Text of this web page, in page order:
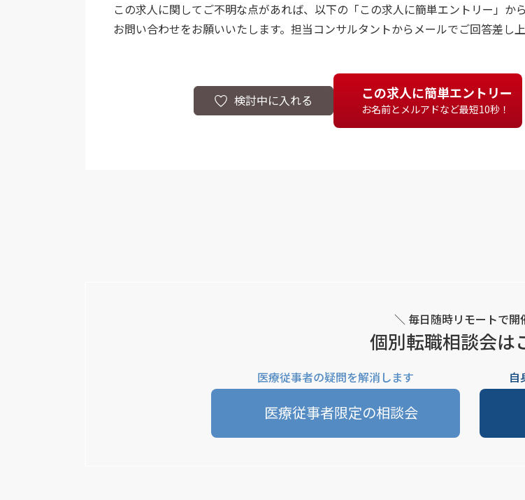
この求人に関してご不明な点があれば、以下の「この求人に簡単エントリー」か
お問い合わせをお願いいたします。担当コンサルタントからメールでご回答差し上
この求人に簡単エントリー
お名前とメルアドなど最短10秒！
＼ 毎日随時リモートで開
個別転職相談会は
医療従事者の疑問を解消します
医療従事者限定の相談会
自